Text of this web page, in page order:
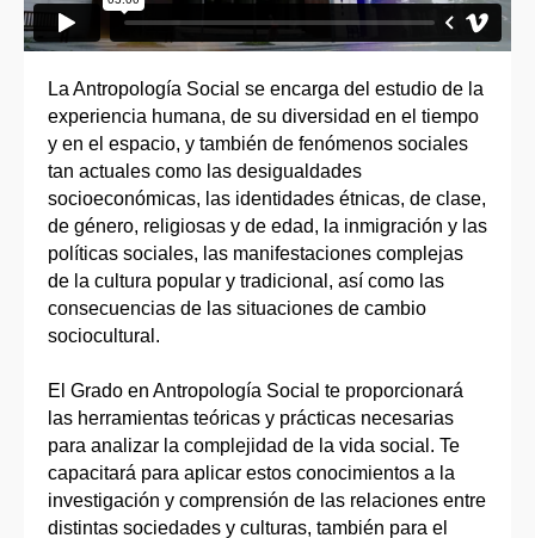
La Antropología Social se encarga del estudio de la
experiencia humana, de su diversidad en el tiempo
y en el espacio, y también de fenómenos sociales
tan actuales como las desigualdades
socioeconómicas, las identidades étnicas, de clase,
de género, religiosas y de edad, la inmigración y las
políticas sociales, las manifestaciones complejas
de la cultura popular y tradicional, así como las
consecuencias de las situaciones de cambio
sociocultural.
El Grado en Antropología Social te proporcionará
las herramientas teóricas y prácticas necesarias
para analizar la complejidad de la vida social. Te
capacitará para aplicar estos conocimientos a la
investigación y comprensión de las relaciones entre
distintas sociedades y culturas, también para el